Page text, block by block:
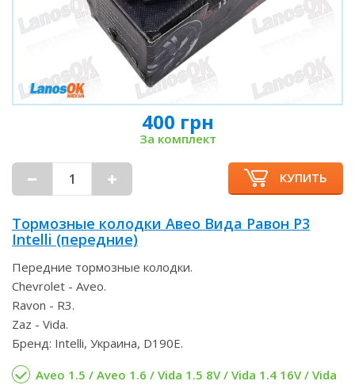
400 грн
За комплект
КУПИТЬ
Тормозные колодки Авео Вида Равон Р3
Intelli (передние)
Передние тормозные колодки.
Chevrolet - Aveo.
Ravon - R3.
Zaz - Vida.
Бренд: Intelli, Украина, D190E.
Aveo 1.5 / Aveo 1.6 / Vida 1.5 8V / Vida 1.4 16V / Vida